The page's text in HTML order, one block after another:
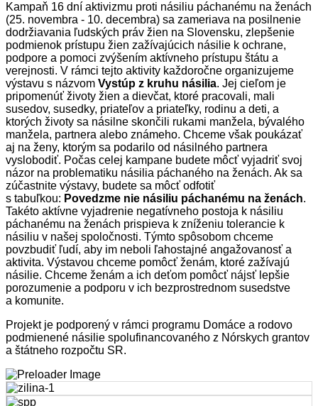
Kampaň 16 dní aktivizmu proti násiliu páchanému na ženách
(25. novembra - 10. decembra) sa zameriava na posilnenie
dodržiavania ľudských práv žien na Slovensku, zlepšenie
podmienok prístupu žien zažívajúcich násilie k ochrane,
podpore a pomoci zvýšením aktívneho prístupu štátu a
verejnosti. V rámci tejto aktivity každoročne organizujeme
výstavu s názvom Vystúp z kruhu násilia. Jej cieľom je
pripomenúť životy žien a dievčat, ktoré pracovali, mali
susedov, susedky, priateľov a priateľky, rodinu a deti, a
ktorých životy sa násilne skončili rukami manžela, bývalého
manžela, partnera alebo známeho. Chceme však poukázať
aj na ženy, ktorým sa podarilo od násilného partnera
vyslobodiť. Počas celej kampane budete môcť vyjadriť svoj
názor na problematiku násilia páchaného na ženách. Ak sa
zúčastnite výstavy, budete sa môcť odfotiť
s tabuľkou: Povedzme nie násiliu páchanému na ženách.
Takéto aktívne vyjadrenie negatívneho postoja k násiliu
páchanému na ženách prispieva k zníženiu tolerancie k
násiliu v našej spoločnosti. Týmto spôsobom chceme
povzbudiť ľudí, aby im neboli ľahostajné angažovanosť a
aktivita. Výstavou chceme pomôcť ženám, ktoré zažívajú
násilie. Chceme ženám a ich deťom pomôcť nájsť lepšie
porozumenie a podporu v ich bezprostrednom susedstve
a komunite.
Projekt je podporený v rámci programu Domáce a rodovo
podmienené násilie spolufinancovaného z Nórskych grantov
a štátneho rozpočtu SR.